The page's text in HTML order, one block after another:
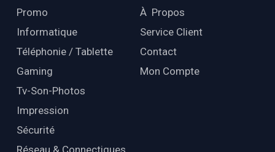
Promo
Informatique
Téléphonie / Tablette
Gaming
Tv-Son-Photos
Impression
Sécurité
À Propos
Service Client
Contact
Mon Compte